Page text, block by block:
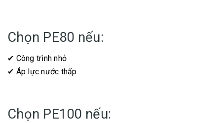
Chọn PE80 nếu:
✔ Công trình nhỏ
✔ Áp lực nước thấp
Chọn PE100 nếu: